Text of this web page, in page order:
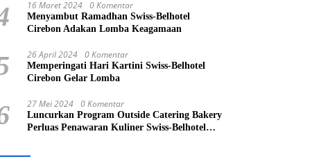
16 Maret 2024 0 Komentar
Menyambut Ramadhan Swiss-Belhotel
Cirebon Adakan Lomba Keagamaan
26 April 2024 0 Komentar
Memperingati Hari Kartini Swiss-Belhotel
Cirebon Gelar Lomba
27 Mei 2024 0 Komentar
Luncurkan Program Outside Catering Bakery
Perluas Penawaran Kuliner Swiss-Belhotel